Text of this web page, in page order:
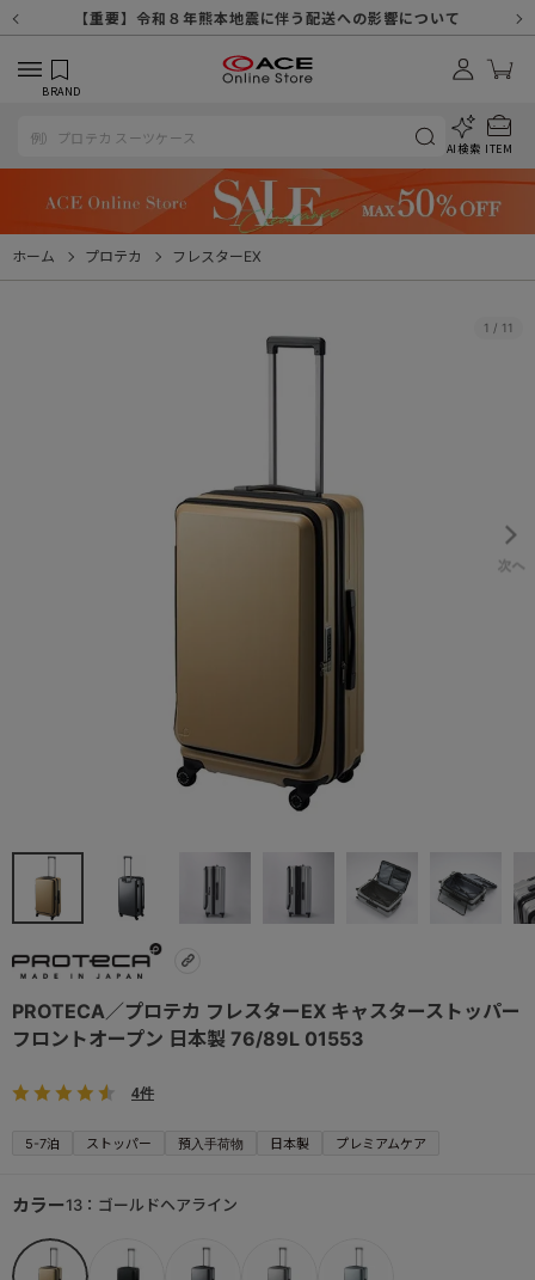
【重要】8/11（火・祝）休業及び配送スケジュールについて
【重要】令和８年熊本地震に伴う配送への影響について
【重要】納品書・領収書ペーパーレス化（電子化）のお知らせ
【重要】天候不良や交通状況・物量増等に伴う配送への影響について
【重要】悪質な詐欺サイトにご注意ください
【重要】各種メールが届かない場合に関しまして
【重要】お問い合わせのご対応に関しまして
【重要】SNSのなりすまし詐欺にご注意ください
BRAND
AI検索 ITEM
ホーム プロテカ フレスターEX
1 / 11
PROTECA／プロテカ フレスターEX キャスターストッパー
フロントオープン 日本製 76/89L 01553
4件
5-7泊 ストッパー 預入手荷物 日本製 プレミアムケア
カラー13：ゴールドヘアライン